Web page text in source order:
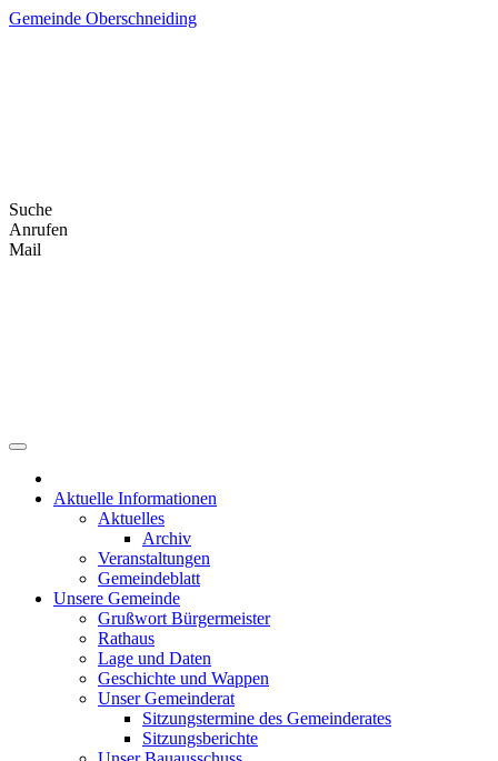
Skip
Gemeinde Oberschneiding
Suche
Anrufen
Mail
Aktuelle Informationen
Aktuelles
Archiv
Veranstaltungen
Gemeindeblatt
Unsere Gemeinde
Grußwort Bürgermeister
Rathaus
Lage und Daten
Geschichte und Wappen
Unser Gemeinderat
Sitzungstermine des Gemeinderates
Sitzungsberichte